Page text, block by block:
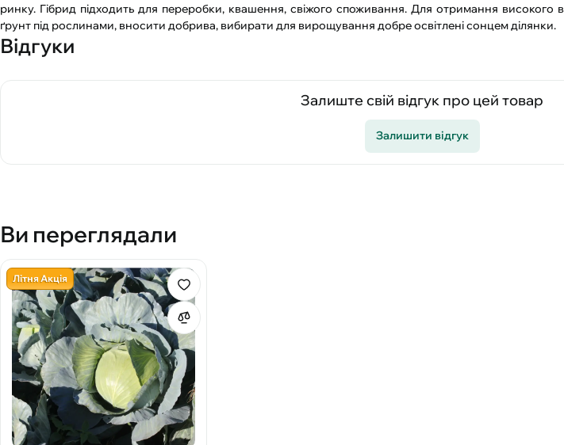
ринку. Гібрид підходить для переробки, квашення, свіжого споживання. Для отримання
ґрунт під рослинами, вносити добрива, вибирати для вирощування добре освітлені сонцем ділянки.
Відгуки
Залиште свій відгук про цей товар
Залишити відгук
Ви переглядали
Літня Акція